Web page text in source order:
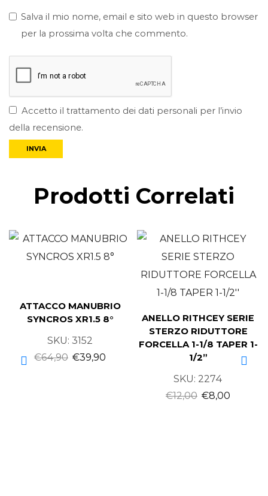
Salva il mio nome, email e sito web in questo browser
per la prossima volta che commento.
Accetto il trattamento dei dati personali per l’invio
della recensione.
Prodotti Correlati
ATTACCO MANUBRIO
SYNCROS XR1.5 8°
SKU: 3152
€64,90 €39,90
ANELLO RITHCEY SERIE
STERZO RIDUTTORE
FORCELLA 1-1/8 TAPER 1-
1/2”
SKU: 2274
€12,00 €8,00